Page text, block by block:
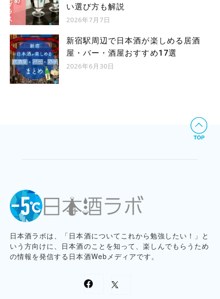
い選び方も解説
2026年7月7日
新宿駅周辺で日本酒が楽しめる居酒
屋・バー・酒屋おすすめ17選
2026年6月30日
日本酒ラボは、「日本酒についてこれから勉強したい！」と
いう方向けに、日本酒のことを知って、楽しんでもらうため
の情報を発信する日本酒Webメディアです。